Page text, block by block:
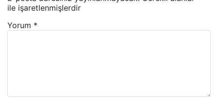
ile işaretlenmişlerdir
Yorum *